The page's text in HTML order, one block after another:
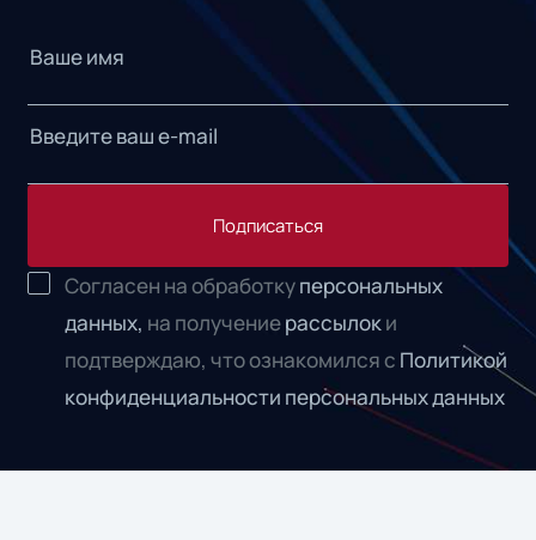
Подписаться
Согласен на обработкуперсональных
данных, на получениерассылок и
подтверждаю, что ознакомился с Политикой
конфиденциальности персональных данных